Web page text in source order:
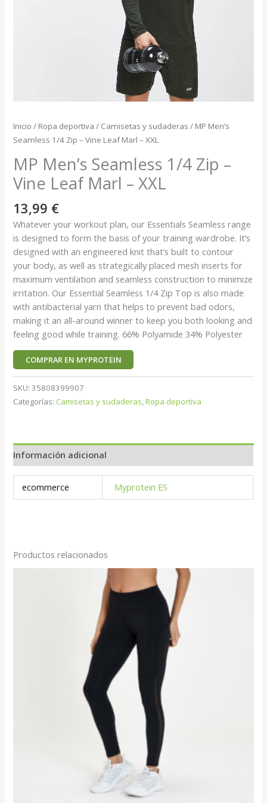
Inicio / Ropa deportiva / Camisetas y sudaderas / MP Men’s
Seamless 1/4 Zip – Vine Leaf Marl – XXL
MP Men’s Seamless 1/4 Zip –
Vine Leaf Marl – XXL
13,99 €
Whatever your workout plan, our Essentials Seamless range
is designed to form the basis of your training wardrobe. It’s
designed with an engineered knit that’s built to contour
your body, as well as strategically placed mesh inserts for
maximum ventilation and seamless construction to minimize
irritation. Our Essential Seamless 1/4 Zip Top is also made
with antibacterial yarn that helps to prevent bad odors,
making it an all-around winner to keep you both looking and
feeling good while training. 66% Polyamide 34% Polyester
COMPRAR EN MYPROTEIN
SKU:35808399907
Categorías: Camisetas y sudaderas,Ropa deportiva
Información adicional
ecommerce Myprotein ES
Productos relacionados